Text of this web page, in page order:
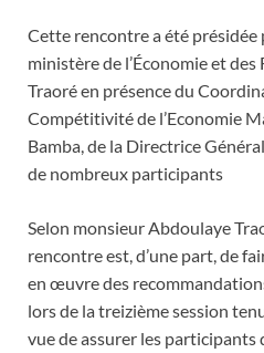
Cette rencontre a été présidée
ministère de l’Économie et
Traoré en présence du
Compétitivité de l’Economie
Bamba, de la Directrice
de nombreux participants
Selon monsieur Abdoulaye
rencontre est, d’une part, de
en œuvre des
lors de la treizième session
vue de assurer les